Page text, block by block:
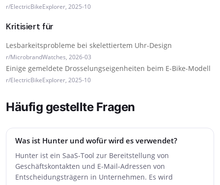
r/ElectricBikeExplorer, 2025-10
Kritisiert für
Lesbarkeits­probleme bei skelettiertem Uhr-Design
r/MicrobrandWatches, 2026-03
Einige gemeldete Drosselungs­eigenheiten beim E-Bike-Modell
r/ElectricBikeExplorer, 2025-10
Häufig gestellte Fragen
Was ist Hunter und wofür wird es verwendet?
Hunter ist ein SaaS-Tool zur Bereitstellung von
Geschäftskontakten und E-Mail-Adressen von
Entscheidungsträgern in Unternehmen. Es wird